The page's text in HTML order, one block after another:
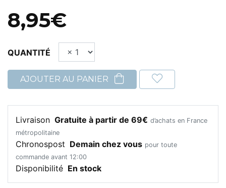
8,95€
QUANTITÉ
AJOUTER AU PANIER
Livraison Gratuite à partir de 69€ d’achats en France
métropolitaine
Chronospost Demain chez vous pour toute
commande avant 12:00
Disponibilité En stock